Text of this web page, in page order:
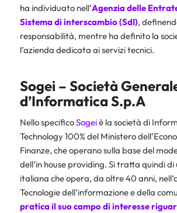
ha individuato nell’Agenzia delle
Sistema di interscambio (SdI),
responsabilità, mentre ha definito la
l’azienda dedicata ai servizi tecnici.
Sogei – Società
d’Informatica S.p.A
Nello specificoSogeiè la società di
Technology 100% del Ministero
Finanze, che operano sulla base del
dell’in house providing. Si tratta quindi di
italiana che opera, da oltre 40 anni,
Tecnologie dell’informazione e della
pratica il suo campo di interesse